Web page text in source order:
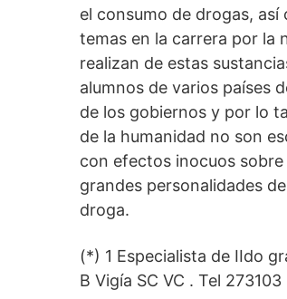
el consumo de drogas,
temas en la carrera por la
realizan de estas
alumnos de varios países
de los gobiernos y por lo
de la humanidad no son
con efectos inocuos
grandes personalidades
droga.
(*) 1 Especialista de IIdo
B Vigía SC VC . Tel